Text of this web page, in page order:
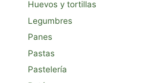
Huevos y tortillas
Legumbres
Panes
Pastas
Pastelería